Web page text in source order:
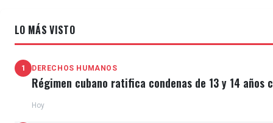
LO MÁS VISTO
1 DERECHOS HUMANOS
Régimen cubano ratifica condenas de 13 y 14 años
Hoy